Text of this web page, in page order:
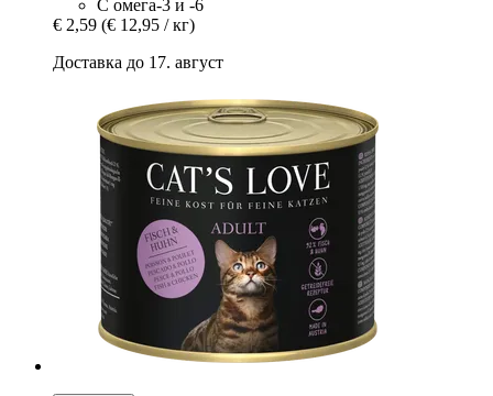
С омега-3 и -6
€ 2,59 (€ 12,95 / кг)
Доставка до 17. август